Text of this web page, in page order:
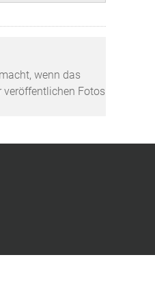
wenn das
veröffentlichen Fotos